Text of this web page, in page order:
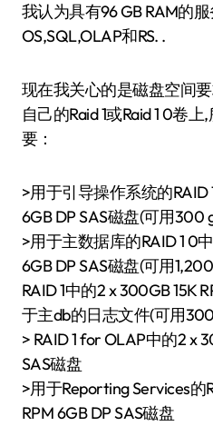
我认为具有96 GB RAM的
OS,SQL,OLAP和RS. .
现在我关心的是磁盘空间
自己的Raid 1或Raid 1 0卷
要：
>用于引导操作系统的RAID
6GB DP SAS磁盘(可用300
>用于主数据库的RAID 1 0
6GB DP SAS磁盘(可用
RAID 1中的2 x 300GB 15K
于主db的日志文件(可用
> RAID 1 for OLAP中的2 x
SAS磁盘
>用于Reporting Services的
RPM 6GB DP SAS磁盘